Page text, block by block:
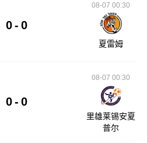
0 - 0
08-07 00:30
夏雷姆
0 - 0
08-07 00:30
里雄莱锡安夏
普尔